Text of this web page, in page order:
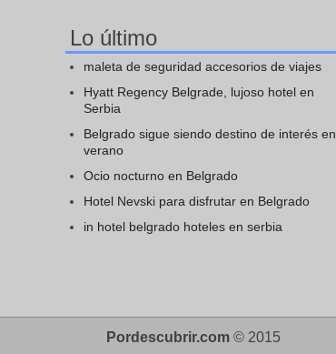
Lo último
maleta de seguridad accesorios de viajes
Hyatt Regency Belgrade, lujoso hotel en
Serbia
Belgrado sigue siendo destino de interés en
verano
Ocio nocturno en Belgrado
Hotel Nevski para disfrutar en Belgrado
in hotel belgrado hoteles en serbia
Pordescubrir.com © 2015